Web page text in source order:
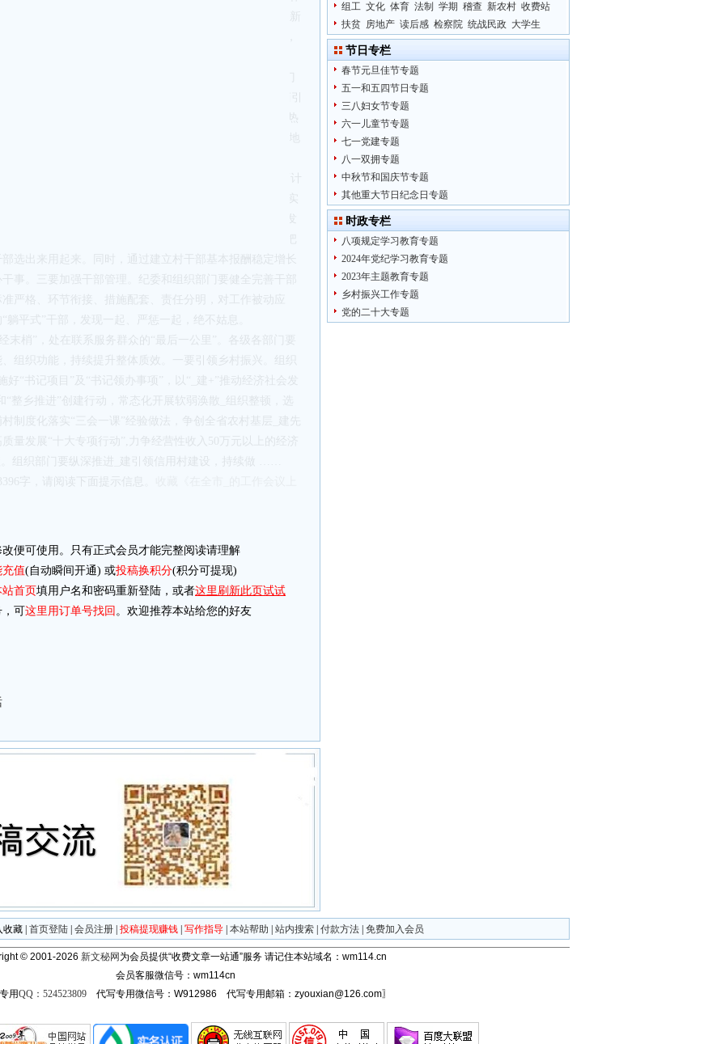
选出来用起来。同时，通过建立村干部基本报酬稳定增长
事。三要加强干部管理。纪委和组织部门要健全完善干部
严格、环节衔接、措施配套、责任分明，对工作被动应
躺平式”干部，发现一起、严惩一起，绝不姑息。
末梢”，处在联系服务群众的“最后一公里”。各级各部门要
组织功能，持续提升整体质效。一要引领乡村振兴。组织
“书记项目”及“书记领办事项”，以“_建+”推动经济社会发
“整乡推进”创建行动，常态化开展软弱涣散_组织整顿，选
制度化落实“三会一课”经验做法，争创全省农村基层_建先
量发展“十大专项行动”,力争经营性收入50万元以上的经济
。组织部门要纵深推进_建引领信用村建设，持续做 ……
字，请阅读下面提示信息。
可使用。只有正式会员才能完整阅读请理解
值(自动瞬间开通) 或投稿换积分(积分可提现)
首页填用户名和密码重新登陆，或者这里刷新此页试试
可这里用订单号找回 。欢迎推荐本站给您的好友
组工 文化 体育 法制 学期 稽查 新农村 收费站
扶贫 房地产 读后感 检察院 统战民政 大学生
节日专栏
春节元旦佳节专题
五一和五四节日专题
三八妇女节专题
六一儿童节专题
七一党建专题
八一双拥专题
中秋节和国庆节专题
其他重大节日纪念日专题
时政专栏
八项规定学习教育专题
2024年党纪学习教育专题
2023年主题教育专题
乡村振兴工作专题
党的二十大专题
收藏 首页登陆 会员注册 投稿提现赚钱 写作指导 本站帮助 站内搜索 付款方法 免费加入会员
© 2001-2026 新文秘网 为会员提供“收费文章一站通”服务 请记住本站域名：wm114.cn
会员客服微信号：wm114cn
用QQ：524523809代写专用微信号：W912986 代写专用邮箱：zyouxian@126.com〗